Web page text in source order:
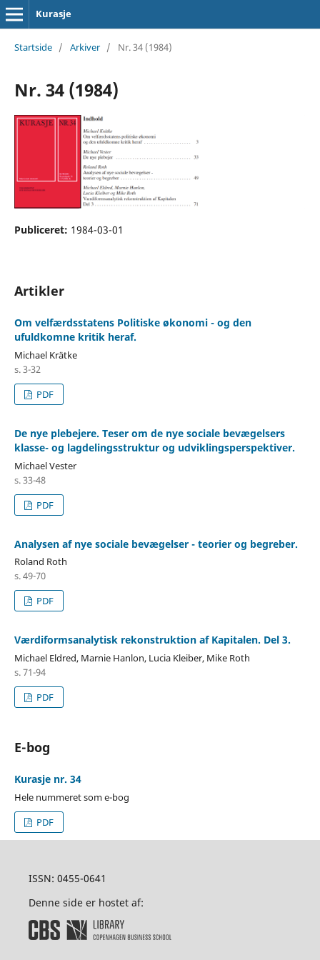
Kurasje
Startside / Arkiver / Nr. 34 (1984)
Nr. 34 (1984)
Publiceret: 1984-03-01
Artikler
Om velfærdsstatens Politiske økonomi - og den
ufuldkomne kritik heraf.
Michael Krätke
s. 3-32
PDF
De nye plebejere. Teser om de nye sociale bevægelsers
klasse- og lagdelingsstruktur og udviklingsperspektiver.
Michael Vester
s. 33-48
PDF
Analysen af nye sociale bevægelser - teorier og begreber.
Roland Roth
s. 49-70
PDF
Værdiformsanalytisk rekonstruktion af Kapitalen. Del 3.
Michael Eldred, Marnie Hanlon, Lucia Kleiber, Mike Roth
s. 71-94
PDF
E-bog
Kurasje nr. 34
Hele nummeret som e-bog
PDF
ISSN: 0455-0641
Denne side er hostet af: